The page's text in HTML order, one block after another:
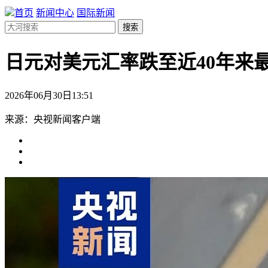
首页 新闻中心 国际新闻
搜索
日元对美元汇率跌至近40年来
2026年06月30日13:51
来源：央视新闻客户端